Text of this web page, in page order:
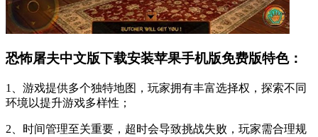
恐怖屠夫中文版下载安装苹果手机版免费版特色：
1、游戏提供多个独特地图，玩家拥有丰富选择权，探索不同
环境以提升游戏多样性；
2、时间管理至关重要，超时会导致挑战失败，玩家需合理规